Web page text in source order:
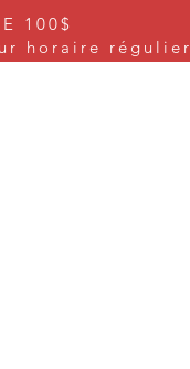
100$
horaire régulier